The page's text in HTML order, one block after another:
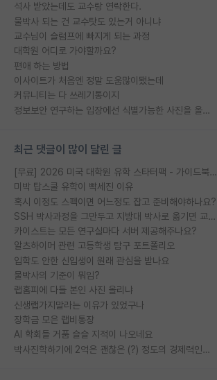
석사 받았는데도 교수랑 연락한다.
물박사 되는 건 교수탓도 있는거 아니냐
교수님이 슬럼프에 빠지게 되는 과정
대학원 어디로 가야할까요?
편애 하는 방법
이사이트가 처음엔 정말 도움많이됐는데
커뮤니티는 다 쓰레기통이지
정보보안 연구하는 입장에선 식별가능한 사진을 올리는건 비추이긴함
최근 댓글이 많이 달린 글
[무료] 2026 미국 대학원 유학 스타터팩 - 가이드북 & 합격자 컨택메일 템플릿
미박 탑스쿨 유학이 빡세진 이유
혹시 이정도 스펙이면 어느정도 잡고 준비해야하나요?
SSH 박사과정을 그만두고 지방대 박사로 옮기면 교수의 꿈은 끝일까요?
카이스트는 모든 연구실마다 서버 제공해주나요?
알츠하이머 관련 고등학생 탐구 포트폴리오
입학도 안한 신입생이 원래 관심을 받나요
물박사의 기준이 뭐임?
랩홈피에 다들 본인 사진 올리냐
신생랩가지말라는 이유가 있었구나
장학금 모은 랩비통장
AI 학회들 거품 슬슬 지적이 나오네요
박사진학하기에 2억은 괜찮은 (?) 정도의 경제력인가요